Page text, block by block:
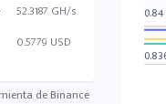
52.3187 GH/s
0.5779 USD
de Binance
0.84